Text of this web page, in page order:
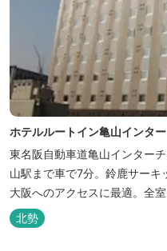
ホテルルートイン亀山インター
東名阪自動車道亀山インター
山駅まで車で7分。鈴鹿サーキ
大阪へのアクセスに最適。全
場・無料平面駐車場89台完備。
北勢